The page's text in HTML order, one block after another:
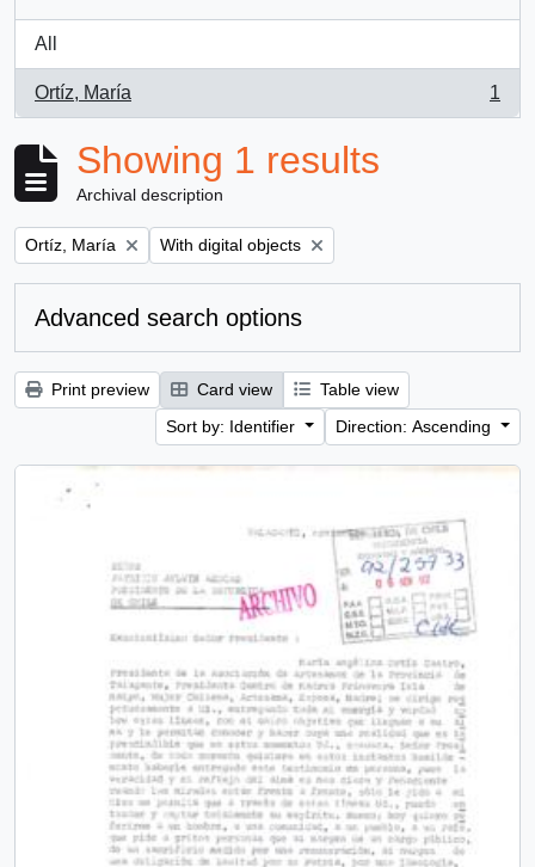
All
Ortíz, María
, 1 results
1
Showing 1 results
Archival description
Remove filter:
Ortíz, María Remove filter:
With digital objects
Advanced search options
Print preview Card view
Table view
Sort by: Identifier
Direction: Ascending